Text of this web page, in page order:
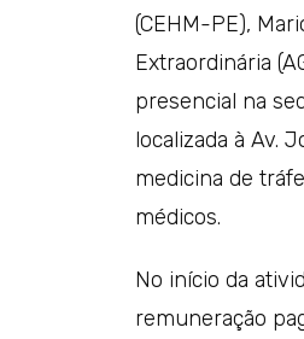
(CEHM-PE),
Extraordinária
presencial na
localizada à Av.
medicina de
médicos.
No início da
remuneração